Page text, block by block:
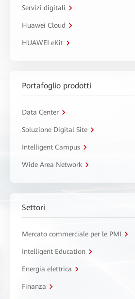
Servizi digitali
Huawei Cloud
HUAWEI eKit
Portafoglio prodotti
Data Center
Soluzione Digital Site
Intelligent Campus
Wide Area Network
Settori
Mercato commerciale per le PMI
Intelligent Education
Energia elettrica
Finanza